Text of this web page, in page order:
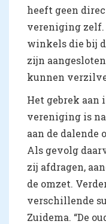
heeft geen
vereniging zelf.
winkels die bij
zijn
kunnen
Het gebrek aan
vereniging is
aan de dalende
Als gevolg
zij afdragen,
de omzet.
verschillende
Zuidema. “De